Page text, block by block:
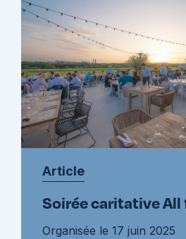
Article
Soirée caritative All
Organisée le 17 juin 2025